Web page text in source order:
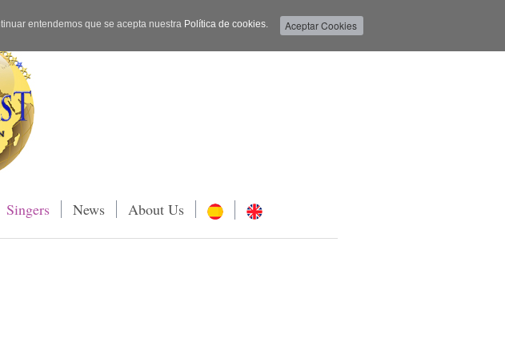
entendemos que se acepta nuestra Política de cookies.
Singers News About Us